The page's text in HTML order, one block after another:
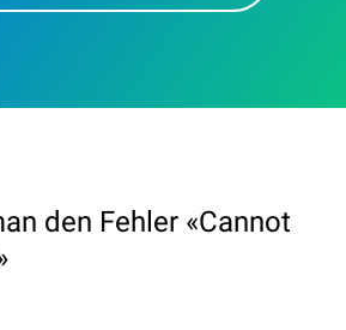
den Fehler «Cannot